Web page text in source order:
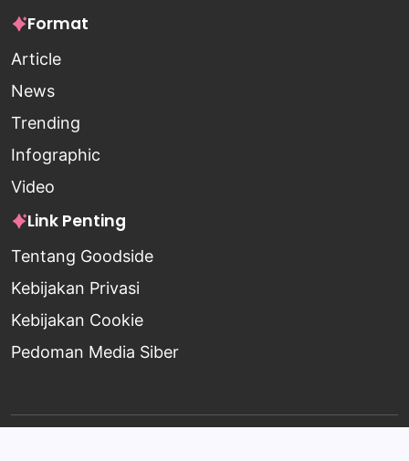
Format
Article
News
Trending
Infographic
Video
Link Penting
Tentang Goodside
Kebijakan Privasi
Kebijakan Cookie
Pedoman Media Siber